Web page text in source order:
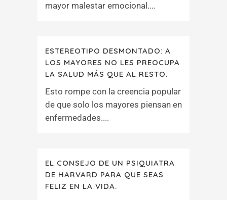
mayor malestar emocional....
ESTEREOTIPO DESMONTADO: A
LOS MAYORES NO LES PREOCUPA
LA SALUD MÁS QUE AL RESTO.
Esto rompe con la creencia popular
de que solo los mayores piensan en
enfermedades....
EL CONSEJO DE UN PSIQUIATRA
DE HARVARD PARA QUE SEAS
FELIZ EN LA VIDA.